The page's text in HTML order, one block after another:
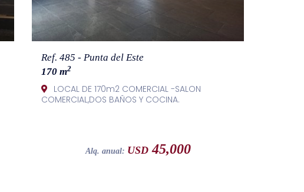
Ref. 485 - Punta del Este
170 m2
LOCAL DE 170m2 COMERCIAL -SALON
COMERCIAL,DOS BAÑOS Y COCINA.
Alq. anual: USD45,000